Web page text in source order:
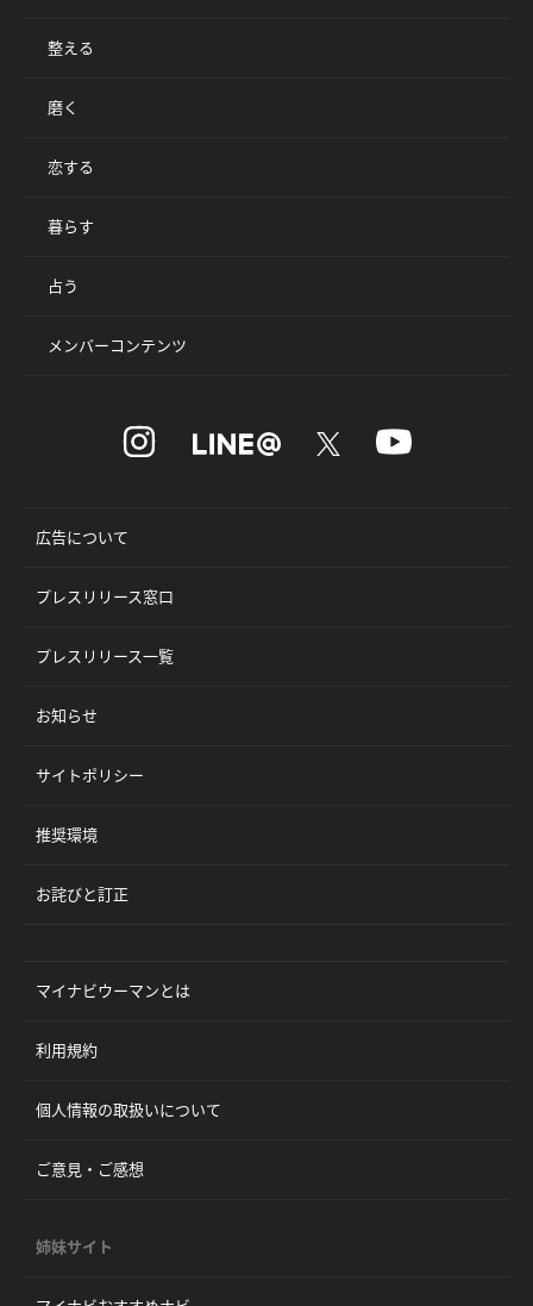
整える
磨く
恋する
暮らす
占う
メンバーコンテンツ
広告について
プレスリリース窓口
プレスリリース一覧
お知らせ
サイトポリシー
推奨環境
お詫びと訂正
マイナビウーマンとは
利用規約
個人情報の取扱いについて
ご意見・ご感想
姉妹サイト